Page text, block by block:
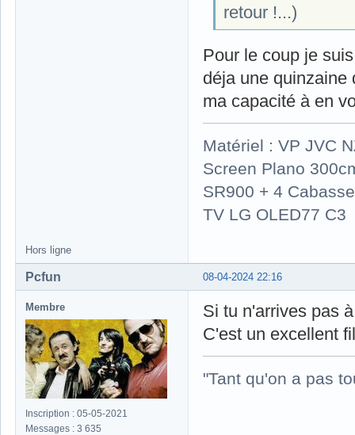
retour !...)
Pour le coup je
déja une
ma capacité à en
Matériel : VP JVC
Screen Plano
SR900 + 4
TV LG OLED77 C3
Hors ligne
08-04-2024 22:16
Pcfun
Membre
Inscription : 05-05-2021
Messages : 3 635
Si tu n'arrives pas
C'est un excellent
"Tant qu'on a pas